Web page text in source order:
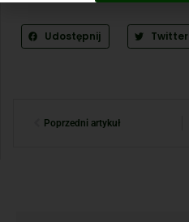
Udostępnij Twitter
Poprzedni artykuł